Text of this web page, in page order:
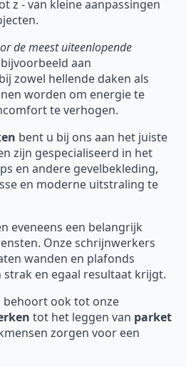
z - van kleine aanpassingen
de meest uiteenlopende
aan
zowel hellende daken als
worden om energie te
te verhogen.
bent u bij ons aan het juiste
zijn gespecialiseerd in het
en andere gevelbekleding,
en moderne uitstraling te
eveneens een belangrijk
Onze schrijnwerkers
wanden en plafonds
en egaal resultaat krijgt.
behoort ook tot onze
tot het leggen van parket
zorgen voor een